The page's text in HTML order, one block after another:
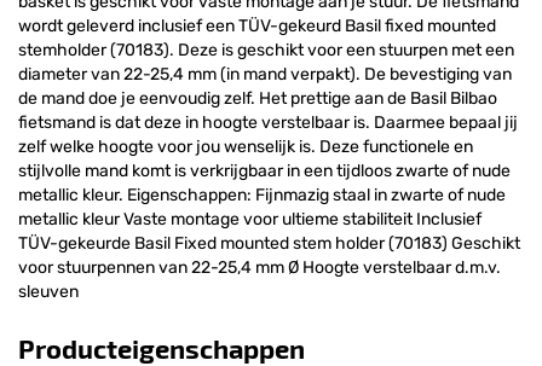
wordt geleverd inclusief een TÜV-gekeurd Basil fixed mounted
stemholder (70183). Deze is geschikt voor een stuurpen met een
diameter van 22-25,4 mm (in mand verpakt). De bevestiging van
de mand doe je eenvoudig zelf. Het prettige aan de Basil Bilbao
fietsmand is dat deze in hoogte verstelbaar is. Daarmee bepaal jij
zelf welke hoogte voor jou wenselijk is. Deze functionele en
stijlvolle mand komt is verkrijgbaar in een tijdloos zwarte of nude
metallic kleur. Eigenschappen: Fijnmazig staal in zwarte of nude
metallic kleur Vaste montage voor ultieme stabiliteit Inclusief
TÜV-gekeurde Basil Fixed mounted stem holder (70183) Geschikt
voor stuurpennen van 22-25,4 mm Ø Hoogte verstelbaar d.m.v.
sleuven
Producteigenschappen